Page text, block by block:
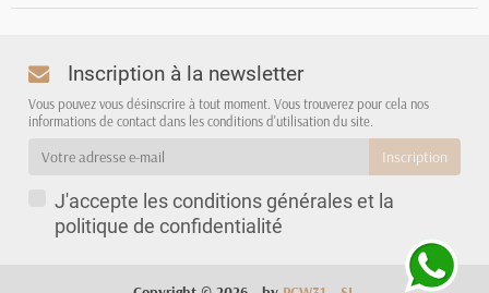
Inscription à la newsletter
Vous pouvez vous désinscrire à tout moment. Vous trouverez pour cela nos
informations de contact dans les conditions d'utilisation du site.
J'accepte les conditions générales et la
politique de confidentialité